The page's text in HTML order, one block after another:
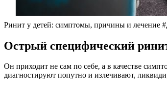
Ринит у детей: симптомы, причины и лечение
Острый специфический
Он приходит не сам по себе, а в качестве
диагностируют попутно и излечивают,